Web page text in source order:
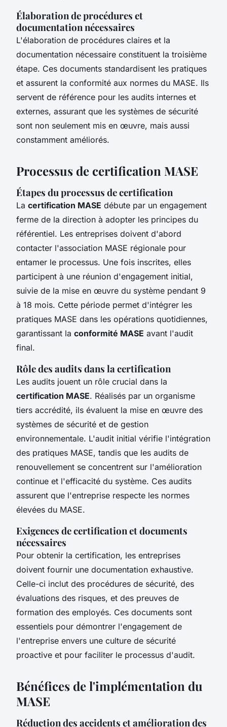
Élaboration de procédures et
documentation nécessaires
L'élaboration de procédures claires et la
documentation nécessaire constituent la troisième
étape. Ces documents standardisent les pratiques
et assurent la conformité aux normes du MASE. Ils
servent de référence pour les audits internes et
externes, assurant que les systèmes de sécurité
sont non seulement mis en œuvre, mais aussi
constamment améliorés.
Processus de certification MASE
Étapes du processus de certification
La certification MASE débute par un engagement
ferme de la direction à adopter les principes du
référentiel. Les entreprises doivent d'abord
contacter l'association MASE régionale pour
entamer le processus. Une fois inscrites, elles
participent à une réunion d'engagement initial,
suivie de la mise en œuvre du système pendant 9
à 18 mois. Cette période permet d'intégrer les
pratiques MASE dans les opérations quotidiennes,
garantissant la conformité MASE avant l'audit
final.
Rôle des audits dans la certification
Les audits jouent un rôle crucial dans la
certification MASE. Réalisés par un organisme
tiers accrédité, ils évaluent la mise en œuvre des
systèmes de sécurité et de gestion
environnementale. L'audit initial vérifie l'intégration
des pratiques MASE, tandis que les audits de
renouvellement se concentrent sur l'amélioration
continue et l'efficacité du système. Ces audits
assurent que l'entreprise respecte les normes
élevées du MASE.
Exigences de certification et documents
nécessaires
Pour obtenir la certification, les entreprises
doivent fournir une documentation exhaustive.
Celle-ci inclut des procédures de sécurité, des
évaluations des risques, et des preuves de
formation des employés. Ces documents sont
essentiels pour démontrer l'engagement de
l'entreprise envers une culture de sécurité
proactive et pour faciliter le processus d'audit.
Bénéfices de l'implémentation du
MASE
Réduction des accidents et amélioration des